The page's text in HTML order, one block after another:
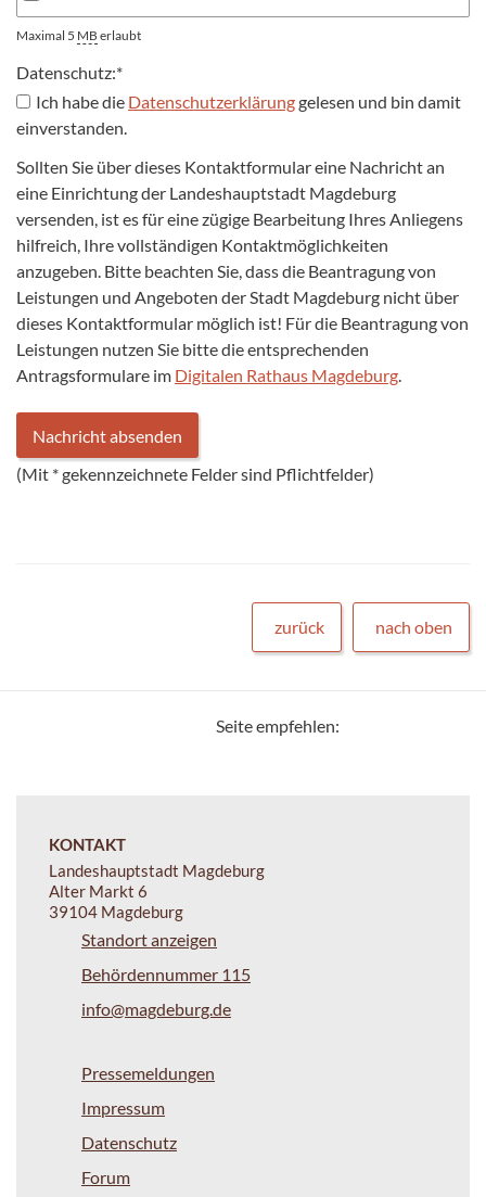
Maximal 5 MB erlaubt
Datenschutz:*
Ich habe die Datenschutzerklärunggelesen und bin damit
einverstanden.
Sollten Sie über dieses Kontaktformular eine Nachricht an
eine Einrichtung der Landeshauptstadt Magdeburg
versenden, ist es für eine zügige Bearbeitung Ihres Anliegens
hilfreich, Ihre vollständigen Kontaktmöglichkeiten
anzugeben. Bitte beachten Sie, dass die Beantragung von
Leistungen und Angeboten der Stadt Magdeburg nicht über
dieses Kontaktformular möglich ist! Für die Beantragung von
Leistungen nutzen Sie bitte die entsprechenden
Antragsformulare im Digitalen Rathaus Magdeburg.
(Mit *gekennzeichnete Felder sind Pflichtfelder)
zurück nach oben
Seite empfehlen:
KONTAKT
Landeshauptstadt Magdeburg
Alter Markt 6
39104 Magdeburg
Standort anzeigen
Behördennummer 115
info@magdeburg.de
Pressemeldungen
Impressum
Datenschutz
Forum